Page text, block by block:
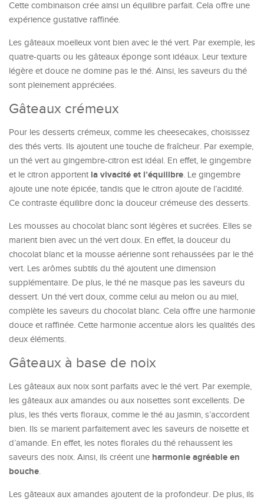
Cette combinaison crée ainsi un équilibre parfait. Cela offre une
expérience gustative raffinée.
Les gâteaux moelleux vont bien avec le thé vert. Par exemple, les
quatre-quarts ou les gâteaux éponge sont idéaux. Leur texture
légère et douce ne domine pas le thé. Ainsi, les saveurs du thé
sont pleinement appréciées.
Gâteaux crémeux
Pour les desserts crémeux, comme les cheesecakes, choisissez
des thés verts. Ils ajoutent une touche de fraîcheur. Par exemple,
un thé vert au gingembre-citron est idéal. En effet, le gingembre
et le citron apportent la vivacité et l’équilibre. Le gingembre
ajoute une note épicée, tandis que le citron ajoute de l’acidité.
Ce contraste équilibre donc la douceur crémeuse des desserts.
Les mousses au chocolat blanc sont légères et sucrées. Elles se
marient bien avec un thé vert doux. En effet, la douceur du
chocolat blanc et la mousse aérienne sont rehaussées par le thé
vert. Les arômes subtils du thé ajoutent une dimension
supplémentaire. De plus, le thé ne masque pas les saveurs du
dessert. Un thé vert doux, comme celui au melon ou au miel,
complète les saveurs du chocolat blanc. Cela offre une harmonie
douce et raffinée. Cette harmonie accentue alors les qualités des
deux éléments.
Gâteaux à base de noix
Les gâteaux aux noix sont parfaits avec le thé vert. Par exemple,
les gâteaux aux amandes ou aux noisettes sont excellents. De
plus, les thés verts floraux, comme le thé au jasmin, s’accordent
bien. Ils se marient parfaitement avec les saveurs de noisette et
d’amande. En effet, les notes florales du thé rehaussent les
saveurs des noix. Ainsi, ils créent une harmonie agréable en
bouche.
Les gâteaux aux amandes ajoutent de la profondeur. De plus, ils